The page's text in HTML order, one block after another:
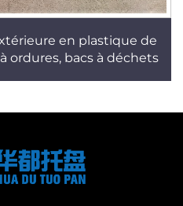
en plastique de
ordures, bacs à déchets